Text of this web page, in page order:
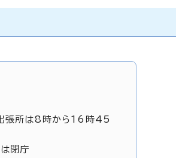
張所は8時から16時45
閉庁